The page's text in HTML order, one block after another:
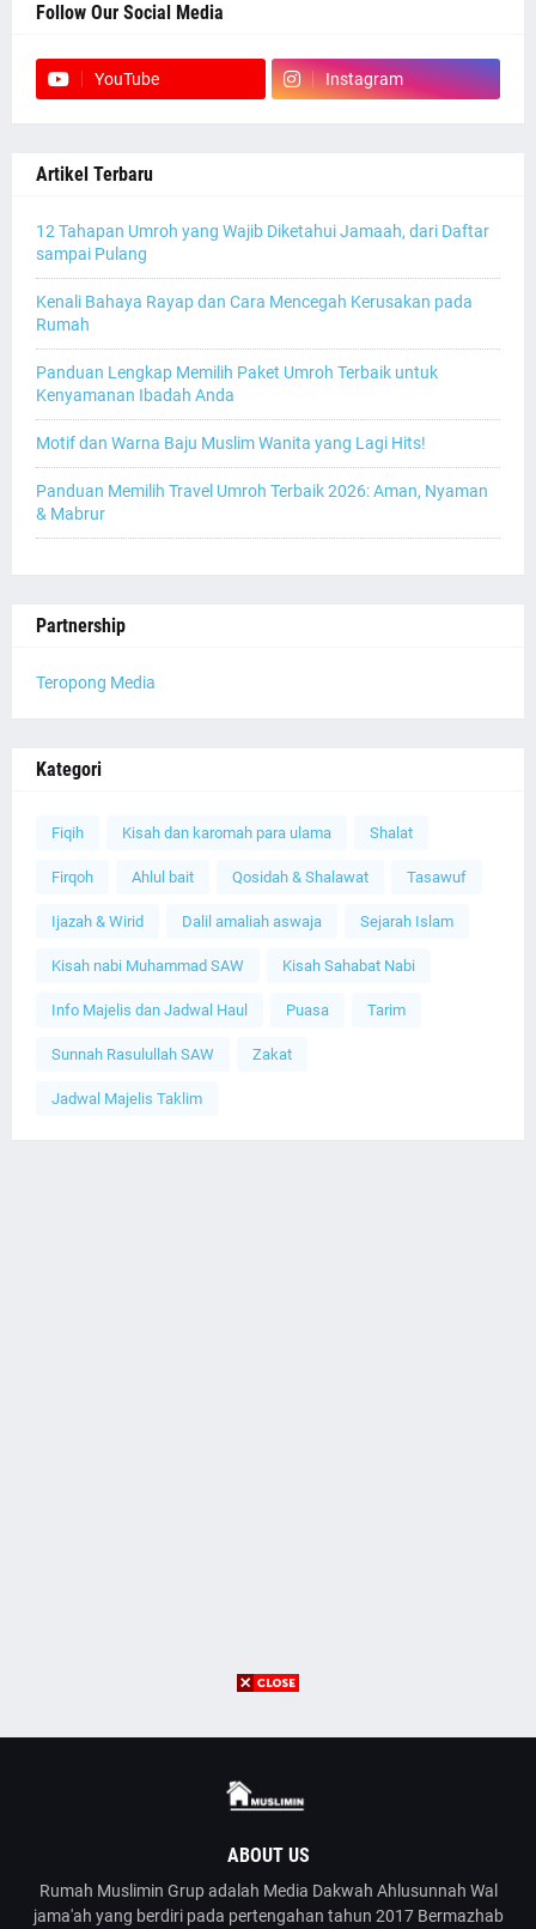
Follow Our Social Media
YouTube Instagram
Artikel Terbaru
12 Tahapan Umroh yang Wajib Diketahui Jamaah, dari Daftar
sampai Pulang
Kenali Bahaya Rayap dan Cara Mencegah Kerusakan pada
Rumah
Panduan Lengkap Memilih Paket Umroh Terbaik untuk
Kenyamanan Ibadah Anda
Motif dan Warna Baju Muslim Wanita yang Lagi Hits!
Panduan Memilih Travel Umroh Terbaik 2026: Aman, Nyaman
& Mabrur
Partnership
Teropong Media
Kategori
Fiqih Kisah dan karomah para ulama Shalat
Firqoh Ahlul bait Qosidah & Shalawat Tasawuf
Ijazah & Wirid Dalil amaliah aswaja Sejarah Islam
Kisah nabi Muhammad SAW Kisah Sahabat Nabi
Info Majelis dan Jadwal Haul Puasa Tarim
Sunnah Rasulullah SAW Zakat
Jadwal Majelis Taklim
ABOUT US
Rumah Muslimin Grup adalah Media Dakwah Ahlusunnah Wal
jama'ah yang berdiri pada pertengahan tahun 2017 Bermazhab